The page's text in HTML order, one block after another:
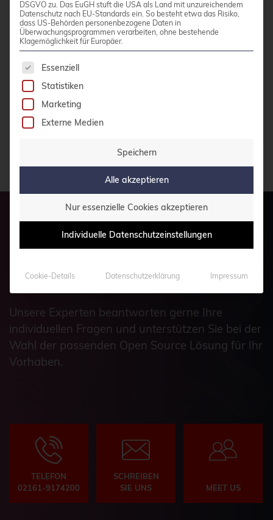
Professionelles Monitoring
Update-Services
Softwaremanagement
Paketierung
Integration
Lösungen
Schulungen
Haben wir Ihr Interesse
geweckt?
Unsere Experten beantworten gerne Ihre
individuellen Fragen und unterstützen Sie bei der
Wahl der passenden Open Source Lösung für Ihr
Vorhaben.
TELEFON
02161-9174200
SCHREIBEN
SIE UNS
MEET US
DSGVO zu. Das EuGH stuft die USA als Land mit unzureichendem
Datenschutz nach EU-Standards ein. So besteht etwa das Risiko,
dass US-Behörden personenbezogene Daten in
Überwachungsprogrammen verarbeiten, ohne bestehende
Klagemöglichkeit für Europäer.
Es folgt eine Liste der Service-Gruppen, für die
Essenziell
Statistiken
Marketing
Externe Medien
Speichern
Alle akzeptieren
Nur essenzielle Cookies akzeptieren
Individuelle Datenschutzeinstellungen
Cookie-Details Datenschutzerklärung Impressum